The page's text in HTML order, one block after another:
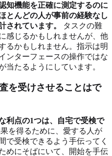
知機能を正確に測定するのに
とんどの人が事前の経験なし
されています。
タスクの難
感じるかもしれませんが、他
るかもしれません。指示は明
ンターフェースの操作ではな
当たるようにしています。
を受けさせることはで
利点の1つは、自宅で受検で
を得るために、愛する人が
で受検できるよう手伝ってく
めにそばにいて、開始を手伝